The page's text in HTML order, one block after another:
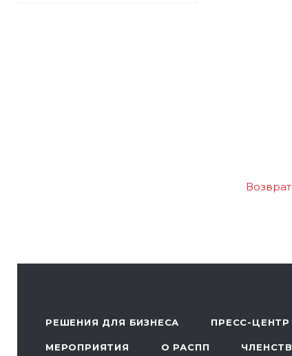
РЕШЕНИЯ ДЛЯ БИЗНЕСА ПРЕСС-ЦЕНТР
МЕРОПРИЯТИЯ О РАСПП